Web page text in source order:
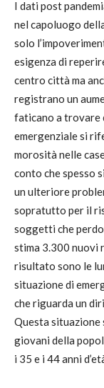
I dati post
nel capoluogo
solo
esigenza di
centro città ma
registrano un
faticano a trovare
emergenziale si
morosità nelle
conto che spesso
un ulteriore
sopratutto per il
soggetti che
stima 3.300 nuovi
risultato sono le
situazione di
che riguarda un
Questa situazione
giovani della
i 35 e i 44 anni